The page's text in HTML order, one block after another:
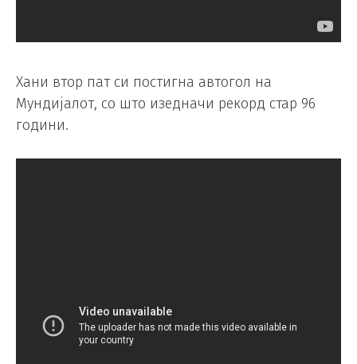
Хани втор пат си постигна автогол на
Мундијалот, со што изедначи рекорд стар 96
години.